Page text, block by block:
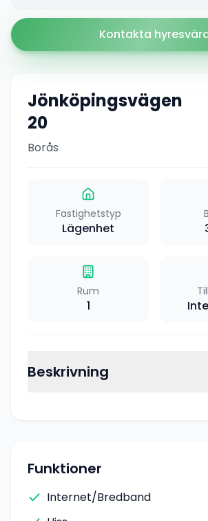
Kontakta
Jönköpingsvägen
20
Borås
Fastighetstyp
Lägenhet
Rum
1
Beskrivning
Funktioner
Internet/Bredband